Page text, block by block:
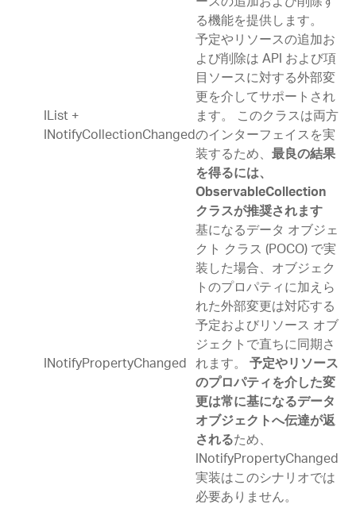
る機能を提供します。
IList +
INotifyCollectionChanged
予定やリソースの追加お
よび削除は API および項
目ソースに対する外部変
更を介してサポートされ
ます。 このクラスは両方
のインターフェイスを実
装するため、 最良の結果
を得るには、
ObservableCollection
クラスが推奨されます
INotifyPropertyChanged
基になるデータ オブジェ
クト クラス (POCO) で実
装した場合、オブジェク
トのプロパティに加えら
れた外部変更は対応する
予定およびリソース オブ
ジェクトで直ちに同期さ
れます。 予定やリソース
のプロパティを介した変
更は常に基になるデータ
オブジェクトへ伝達が返
されるため、
INotifyPropertyChanged
実装はこのシナリオでは
必要ありません。